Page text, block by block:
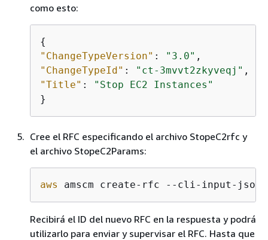
como esto:
{
"ChangeTypeVersion" : "3.0"
"ChangeTypeId" : "ct-3mvvt2zkyveqj"
"Title" :
"Stop EC2 Instances"
}
Cree el RFC especificando el archivo StopeC2rfc y
el archivo StopeC2Params:
aws amscm create-rfc --cli-input-json
Recibirá el ID del nuevo RFC en la respuesta y podrá
utilizarlo para enviar y supervisar el RFC. Hasta que